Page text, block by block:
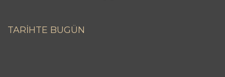
TARİHTE BUGÜN